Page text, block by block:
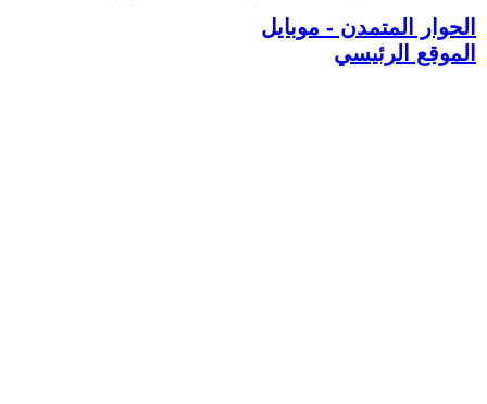
الحوار المتمدن - موبايل
الموقع الرئيسي